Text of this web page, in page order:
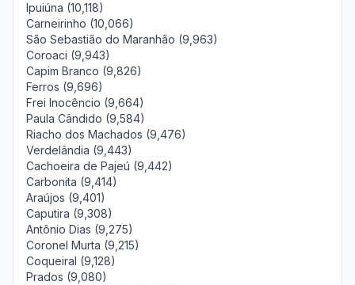
Ipuiúna (10,118)
Carneirinho (10,066)
São Sebastião do Maranhão (9,963)
Coroaci (9,943)
Capim Branco (9,826)
Ferros (9,696)
Frei Inocêncio (9,664)
Paula Cândido (9,584)
Riacho dos Machados (9,476)
Verdelândia (9,443)
Cachoeira de Pajeú (9,442)
Carbonita (9,414)
Araújos (9,401)
Caputira (9,308)
Antônio Dias (9,275)
Coronel Murta (9,215)
Coqueiral (9,128)
Prados (9,080)